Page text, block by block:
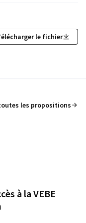
le fichier
les propositions
à la VEBE